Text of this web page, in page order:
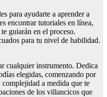
para ayudarte a aprender a
encontrar tutoriales en línea,
guiarán en el proceso.
para tu nivel de habilidad.
cualquier instrumento. Dedica
elegidas, comenzando por
a medida que te
de los villancicos que